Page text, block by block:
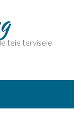
teie tervisele